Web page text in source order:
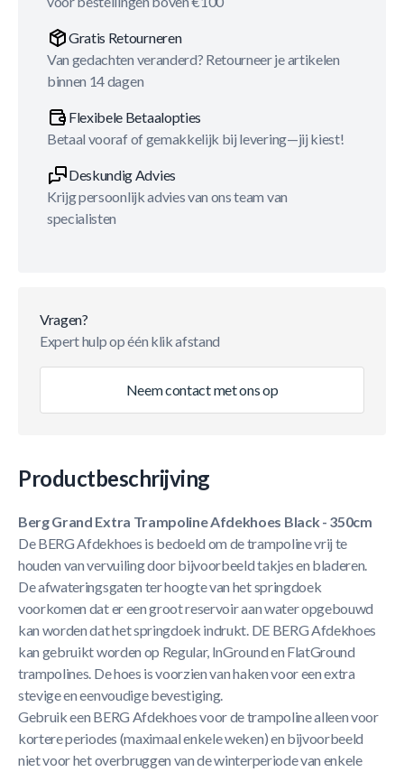
Gratis Retourneren
Van gedachten veranderd? Retourneer je artikelen
binnen 14 dagen
Flexibele Betaalopties
Betaal vooraf of gemakkelijk bij levering—jij kiest!
Deskundig Advies
Krijg persoonlijk advies van ons team van
specialisten
Vragen?
Expert hulp op één klik afstand
Neem contact met ons op
Productbeschrijving
Berg Grand Extra Trampoline Afdekhoes Black - 350cm
De BERG Afdekhoes is bedoeld om de trampoline vrij te
houden van vervuiling door bijvoorbeeld takjes en bladeren.
De afwateringsgaten ter hoogte van het springdoek
voorkomen dat er een groot reservoir aan water opgebouwd
kan worden dat het springdoek indrukt. DE BERG Afdekhoes
kan gebruikt worden op Regular, InGround en FlatGround
trampolines. De hoes is voorzien van haken voor een extra
stevige en eenvoudige bevestiging.
Gebruik een BERG Afdekhoes voor de trampoline alleen voor
kortere periodes (maximaal enkele weken) en bijvoorbeeld
niet voor het overbruggen van de winterperiode van enkele